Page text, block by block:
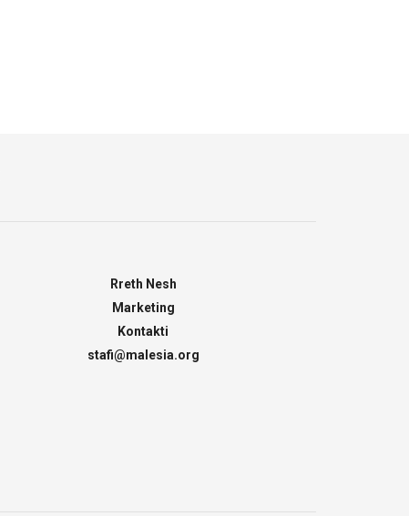
Rreth Nesh
Marketing
Kontakti
stafi@malesia.org